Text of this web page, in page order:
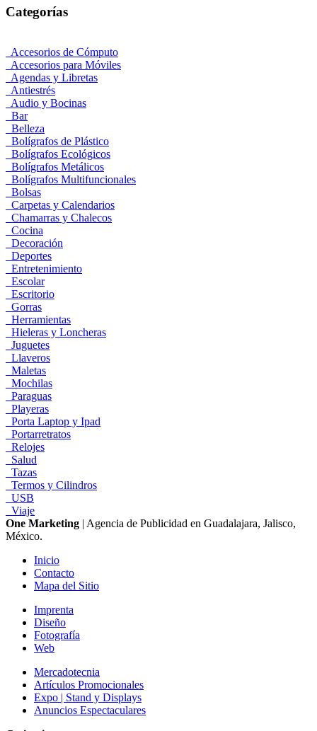
Categorías
Accesorios de Cómputo
Accesorios para Móviles
Agendas y Libretas
Antiestrés
Audio y Bocinas
Bar
Belleza
Bolígrafos de Plástico
Bolígrafos Ecológicos
Bolígrafos Metálicos
Bolígrafos Multifuncionales
Bolsas
Carpetas y Calendarios
Chamarras y Chalecos
Cocina
Decoración
Deportes
Entretenimiento
Escolar
Escritorio
Gorras
Herramientas
Hieleras y Loncheras
Juguetes
Llaveros
Maletas
Mochilas
Paraguas
Playeras
Porta Laptop y Ipad
Portarretratos
Relojes
Salud
Tazas
Termos y Cilindros
USB
Viaje
One Marketing | Agencia de Publicidad en Guadalajara, Jalisco,
México.
Inicio
Contacto
Mapa del Sitio
Imprenta
Diseño
Fotografía
Web
Mercadotecnia
Artículos Promocionales
Expo | Stand y Displays
Anuncios Espectaculares